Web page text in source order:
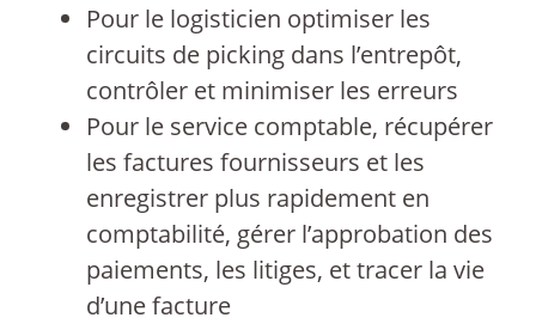
Pour le logisticien optimiser les
circuits de picking dans l’entrepôt,
contrôler et minimiser les erreurs
Pour le service comptable, récupérer
les factures fournisseurs et les
enregistrer plus rapidement en
comptabilité, gérer l’approbation des
paiements, les litiges, et tracer la vie
d’une facture